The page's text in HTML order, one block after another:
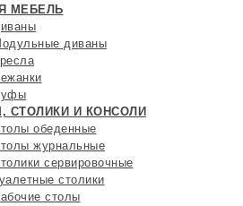
МЕБЕЛЬ
диваны
СТОЛИКИ И КОНСОЛИ
обеденные
журнальные
сервировочные
столики
столы